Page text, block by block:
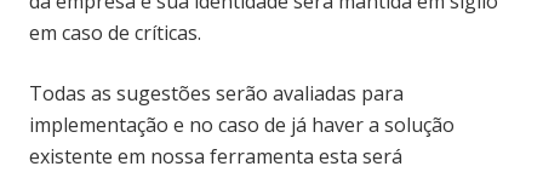
em caso de críticas.
Todas as sugestões serão avaliadas para
implementação e no caso de já haver a solução
existente em nossa ferramenta esta será